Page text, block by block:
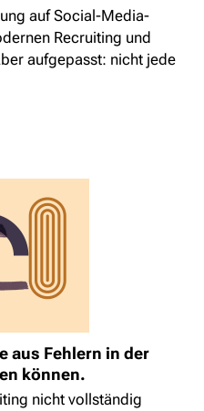
auf Social-Media-
Recruiting und
aufgepasst: nicht jede
aus Fehlern in der
können.
nicht vollständig